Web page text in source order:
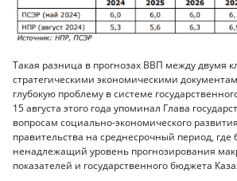
Такая разница в прогнозах ВВП между двумя
стратегическими экономическими
глубокую проблему в системе
15 августа этого года упоминал Глава
вопросам социально-экономического
правительства на среднесрочный период, где
ненадлежащий уровень прогнозирования
показателей и государственного бюджета